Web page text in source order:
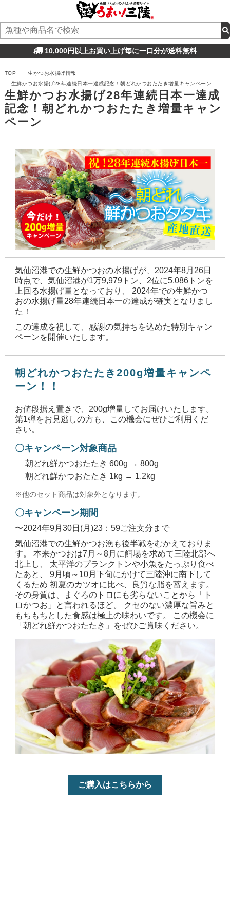
10,000円以上お買い上げ毎に一口分が送料無料
TOP
生かつお水揚げ情報
生鮮かつお水揚げ28年連続日本一達成記念！朝どれかつおたたき増量キャンペーン
生鮮かつお水揚げ28年連続日本一達成
記念！朝どれかつおたたき増量キャン
ペーン
気仙沼港での生鮮かつおの水揚げが、2024年8月26日
時点で、気仙沼港が1万9,979トン、2位に5,086トンを
上回る水揚げ量となっており、 2024年での生鮮かつ
おの水揚げ量28年連続日本一の達成が確実となりまし
た！
この達成を祝して、感謝の気持ちを込めた特別キャン
ペーンを開催いたします。
朝どれかつおたたき200g増量キャンペ
ーン！！
お値段据え置きで、200g増量してお届けいたします。
第1弾をお見逃しの方も、この機会にぜひご利用くだ
さい。
〇キャンペーン対象商品
朝どれ鮮かつおたたき 600g → 800g
朝どれ鮮かつおたたき 1kg → 1.2kg
※他のセット商品は対象外となります。
〇キャンペーン期間
〜2024年9月30日(月)23：59ご注文分まで
気仙沼港での生鮮かつお漁も後半戦をむかえておりま
す。 本来かつおは7月～8月に餌場を求めて三陸北部へ
北上し、 太平洋のプランクトンや小魚をたっぷり食べ
たあと、 9月頃～10月下旬にかけて三陸沖に南下して
くるため 初夏のカツオに比べ、良質な脂を蓄えます。
その身質は、まぐろのトロにも劣らないことから「ト
ロかつお」と言われるほど。 クセのない濃厚な旨みと
もちもちとした食感は極上の味わいです。 この機会に
「朝どれ鮮かつおたたき」をぜひご賞味ください。
ご購入はこちらから